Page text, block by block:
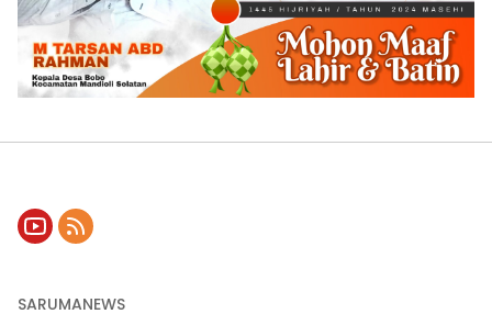
SARUMANEWS